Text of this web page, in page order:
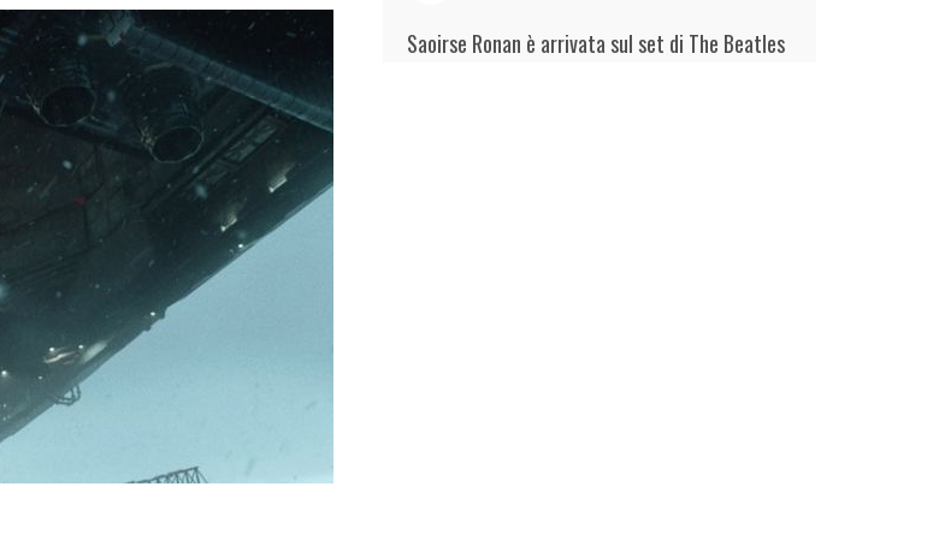
Saoirse Ronan è arrivata sul set di The Beatles